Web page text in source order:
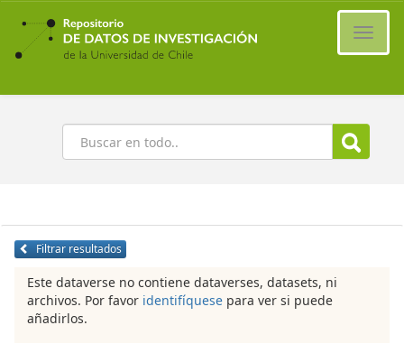
Ir
contenido
principal
Buscar
Filtrar resultados
Este dataverse no contiene dataverses, datasets, ni
archivos. Por favor identifíquese para ver si puede
añadirlos.